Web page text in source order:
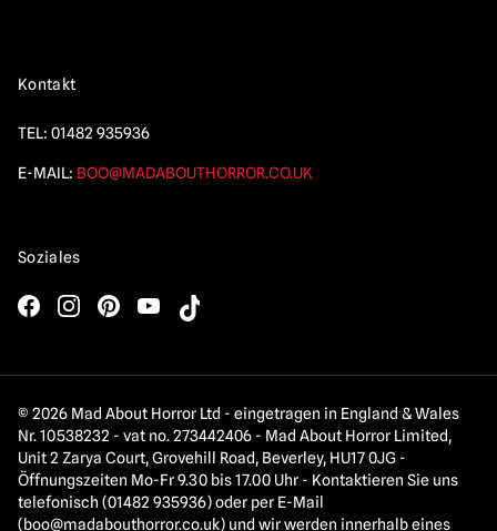
Kontakt
TEL: 01482 935936
E-MAIL: BOO@MADABOUTHORROR.CO.UK
Soziales
© 2026 Mad About Horror Ltd - eingetragen in England & Wales
Nr. 10538232 - vat no. 273442406 - Mad About Horror Limited,
Unit 2 Zarya Court, Grovehill Road, Beverley, HU17 0JG -
Öffnungszeiten Mo-Fr 9.30 bis 17.00 Uhr - Kontaktieren Sie uns
telefonisch (01482 935936) oder per E-Mail
(boo@madabouthorror.co.uk) und wir werden innerhalb eines